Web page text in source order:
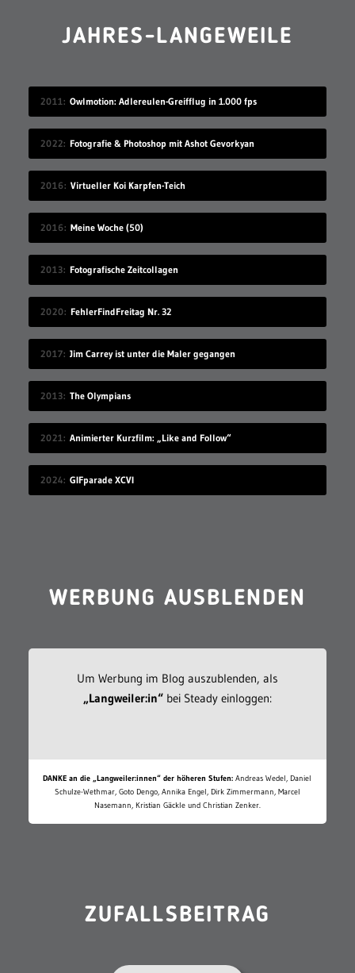
JAHRES-LANGEWEILE
2011 Owlmotion: Adlereulen-Greifflug in 1.000 fps
2022 Fotografie & Photoshop mit Ashot Gevorkyan
2016 Virtueller Koi Karpfen-Teich
2016 Meine Woche (50)
2013 Fotografische Zeitcollagen
2020 FehlerFindFreitag Nr. 32
2017 Jim Carrey ist unter die Maler gegangen
2013 The Olympians
2021 Animierter Kurzfilm: „Like and Follow“
2024 GIFparade XCVI
WERBUNG AUSBLENDEN
Um Werbung im Blog auszublenden, als
„Langweiler:in“bei Steady einloggen:
DANKE an die „Langweiler:innen“ der höheren Stufen: Andreas Wedel, Daniel
Schulze-Wethmar, Goto Dengo, Annika Engel, Dirk Zimmermann, Marcel
Nasemann, Kristian Gäckle und Christian Zenker.
ZUFALLSBEITRAG